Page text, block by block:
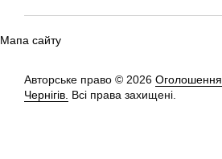
Мапа сайту
Авторське право © 2026 Оголошення
Чернігів. Всі права захищені.